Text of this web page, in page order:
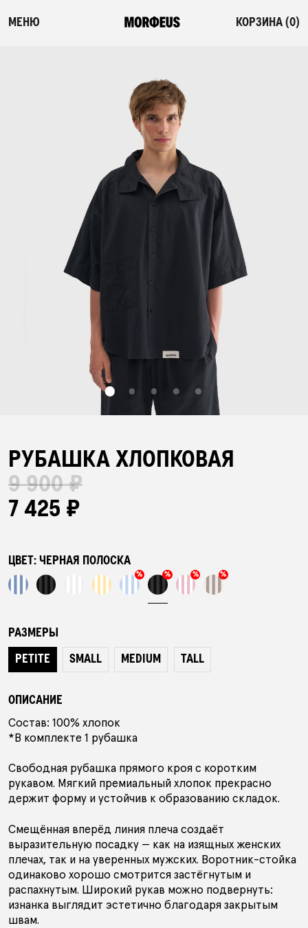
МЕНЮ КОРЗИНА (0)
ФЛЕШ-РАСПРОДАЖА
НОВИНКИ
ПОСТЕЛЬНОЕ БЕЛЬЕ
ОДЕЯЛА-КОМФОРТЕРЫ
БАР НАВОЛОЧЕК
ПЛЕДЫ
ХАЛАТЫ
АКСЕССУАРЫ
ПОДАРОЧНЫЙ СЕРТИФИКАТ
АУТЛЕТ
КОЛЛЕКЦИИ
О БРЕНДЕ
РОССИЯ БЕЛАРУСЬ КАЗАХСТАН
РУБАШКА ХЛОПКОВАЯ
9 900 ₽
7 425 ₽
ЦВЕТ:ЧЕРНАЯ ПОЛОСКА
% % % %
РАЗМЕРЫ
PETITE
SMALL MEDIUM TALL
ОПИСАНИЕ
Состав: 100% хлопок
*В комплекте 1 рубашка
Свободная рубашка прямого кроя с коротким
рукавом. Мягкий премиальный хлопок прекрасно
держит форму и устойчив к образованию складок.
Смещённая вперёд линия плеча создаёт
выразительную посадку — как на изящных женских
плечах, так и на уверенных мужских. Воротник-стойка
одинаково хорошо смотрится застёгнутым и
распахнутым. Широкий рукав можно подвернуть:
изнанка выглядит эстетично благодаря закрытым
швам.